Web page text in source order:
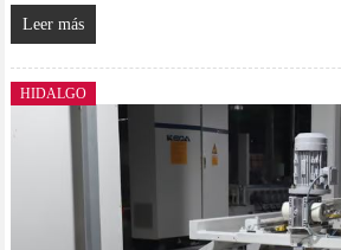
Leer más
HIDALGO